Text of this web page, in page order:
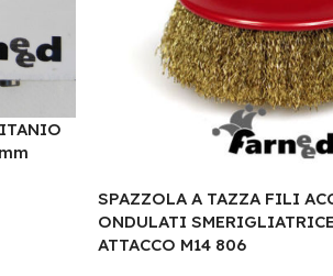
SPAZZOLA A TAZZA FILI
ONDULATI
ATTACCO M14 806